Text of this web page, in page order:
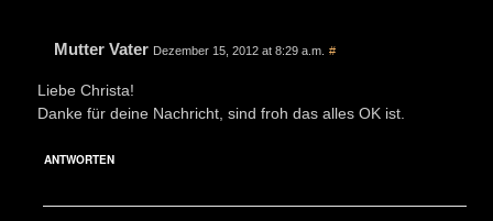
Mutter Vater Dezember 15, 2012 at 8:29 a.m. #
Liebe Christa!
Danke für deine Nachricht, sind froh das alles OK ist.
ANTWORTEN